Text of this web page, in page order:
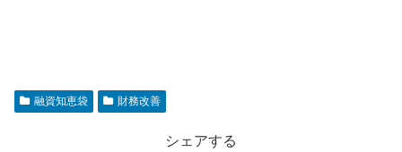
融資知恵袋 財務改善
シェアする